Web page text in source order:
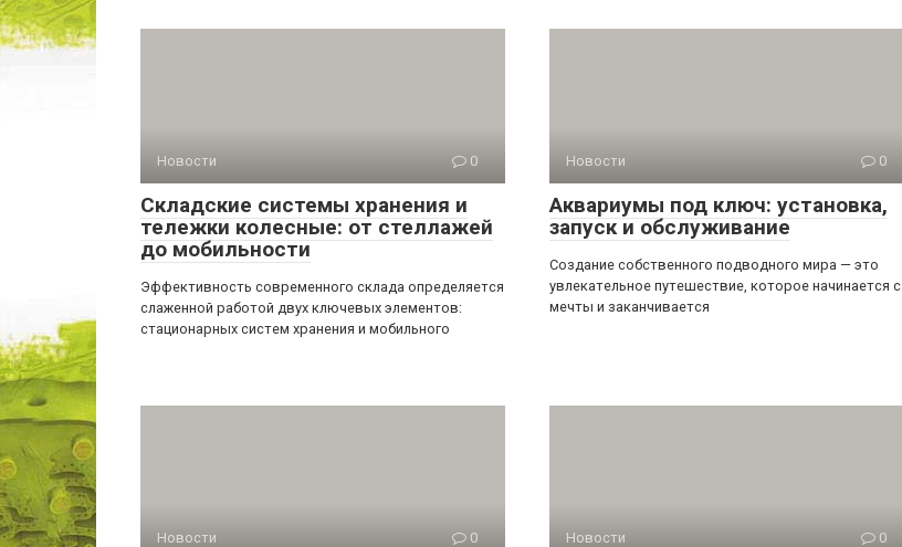
Новости 0
Складские системы хранения и
тележки колесные: от стеллажей
до мобильности
Эффективность современного склада определяется
слаженной работой двух ключевых элементов:
стационарных систем хранения и мобильного
Новости 0
Аквариумы под ключ: установка,
запуск и обслуживание
Создание собственного подводного мира — это
увлекательное путешествие, которое начинается с
мечты и заканчивается
Новости 0 Новости 0